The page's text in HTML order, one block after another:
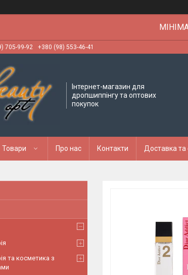
705-99-92 +380 (98) 553-46-41
Інтернет-магазин для
дропшиппінгу та оптових
покупок
Товари Про нас Контакти Доставка та
та косметика з